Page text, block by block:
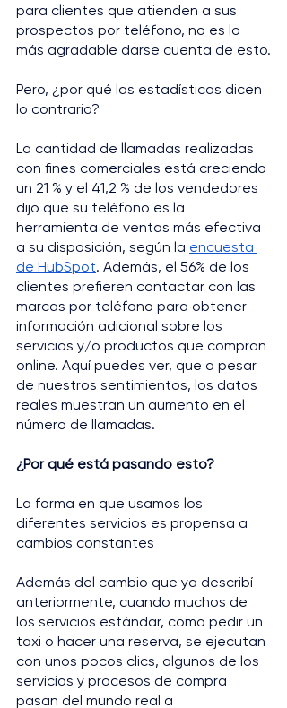
para clientes que atienden a sus
prospectos por teléfono, no es lo
más agradable darse cuenta de esto.
Pero, ¿por qué las estadísticas dicen
lo contrario?
La cantidad de llamadas realizadas
con fines comerciales está creciendo
un 21 % y el 41,2 % de los vendedores
dijo que su teléfono es la
herramienta de ventas más efectiva
a su disposición, según la encuesta
de HubSpot. Además, el 56% de los
clientes prefieren contactar con las
marcas por teléfono para obtener
información adicional sobre los
servicios y/o productos que compran
online. Aquí puedes ver, que a pesar
de nuestros sentimientos, los datos
reales muestran un aumento en el
número de llamadas.
¿Por qué está pasando esto?
La forma en que usamos los
diferentes servicios es propensa a
cambios constantes
Además del cambio que ya describí
anteriormente, cuando muchos de
los servicios estándar, como pedir un
taxi o hacer una reserva, se ejecutan
con unos pocos clics, algunos de los
servicios y procesos de compra
pasan del mundo real a